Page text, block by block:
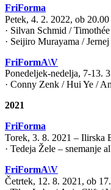
FriForma
Petek, 4. 2. 2022, ob 20.00
· Silvan Schmid /
· Seijiro Murayama /
FriFormA\V
Ponedeljek-nedelja, 7-13.
· Conny Zenk / Hui Ye /
2021
FriForma
Torek, 3. 8. 2021 – Ilirska
· Tedeja Žele – snemanje
FriFormA\V
Četrtek, 12. 8. 2021, ob